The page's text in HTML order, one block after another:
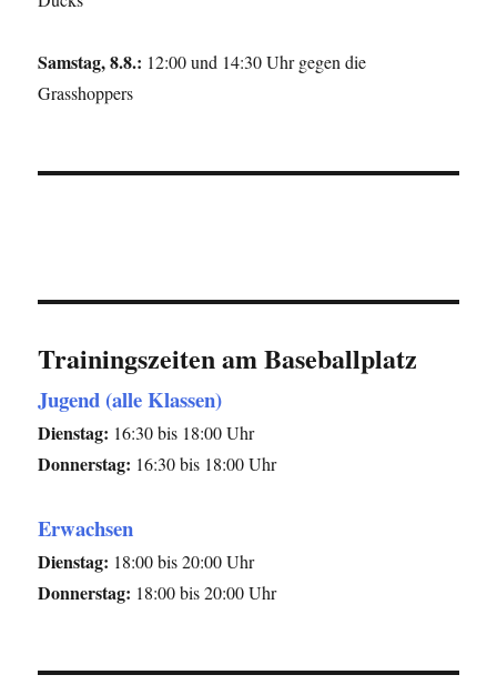
Samstag, 8.8.: 12:00 und 14:30 Uhr gegen die
Grasshoppers
Trainingszeiten am Baseballplatz
Jugend (alle Klassen)
Dienstag: 16:30 bis 18:00 Uhr
Donnerstag: 16:30 bis 18:00 Uhr
Erwachsen
Dienstag: 18:00 bis 20:00 Uhr
Donnerstag: 18:00 bis 20:00 Uhr